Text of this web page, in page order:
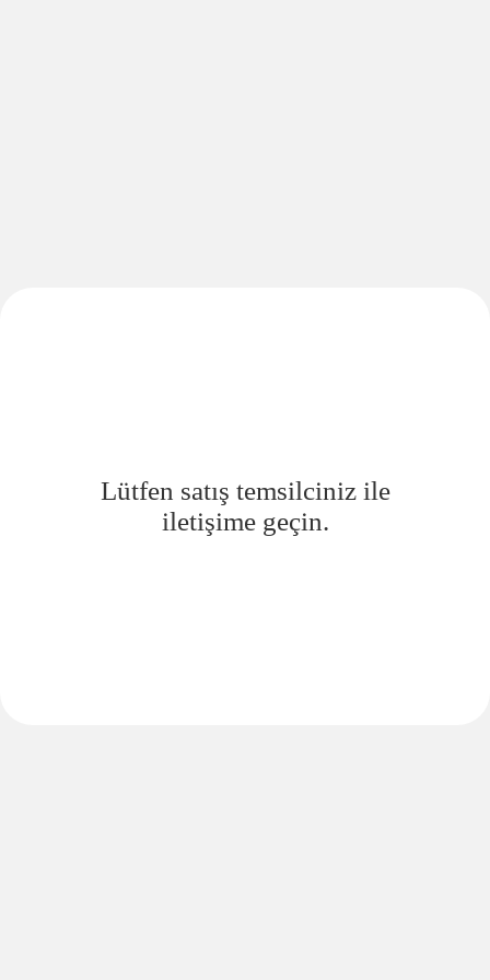
Lütfen satış temsilciniz ile
iletişime geçin.